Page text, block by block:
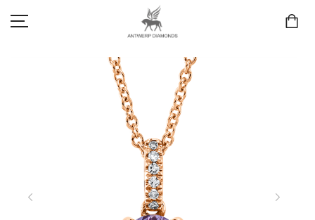
ANTWERP DIAMONDS LUXURY COLLECTION